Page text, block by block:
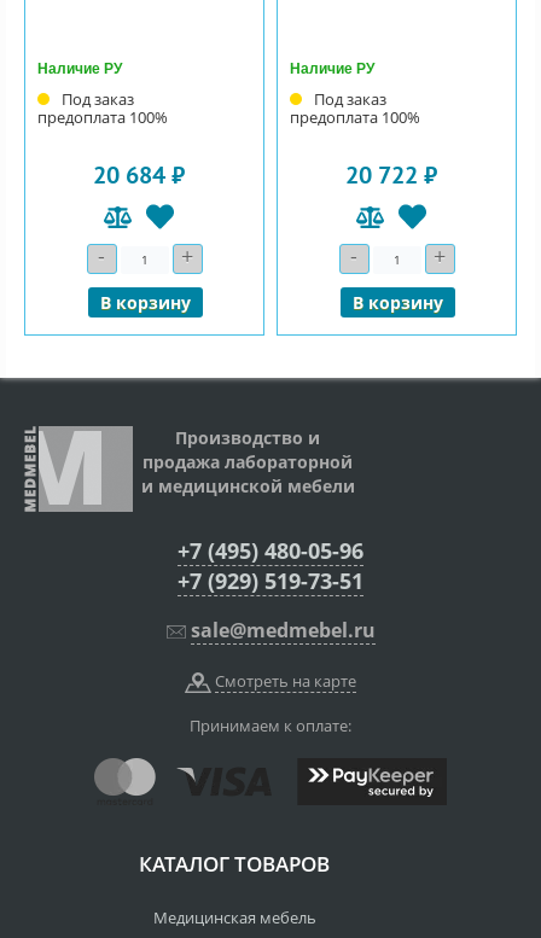
Наличие РУ
Под заказ
предоплата 100%
20 684 ₽
- Количество+
В корзину
Наличие РУ
Под заказ
предоплата 100%
20 722 ₽
- Количество+
В корзину
Производство и
продажа лабораторной
и медицинской мебели
+7 (495) 480-05-96
+7 (929) 519-73-51
sale@medmebel.ru
Смотреть на карте
Принимаем к оплате:
КАТАЛОГ ТОВАРОВ
Медицинская мебель